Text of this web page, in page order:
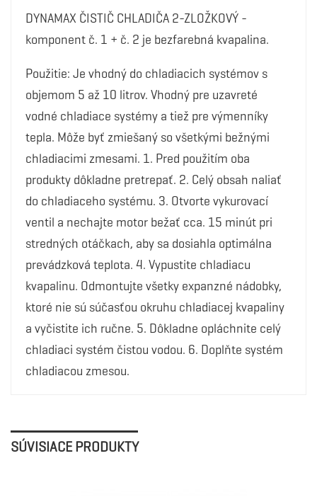
DYNAMAX ČISTIČ CHLADIČA 2-ZLOŽKOVÝ -
komponent č. 1 + č. 2 je bezfarebná kvapalina.
Použitie: Je vhodný do chladiacich systémov s
objemom 5 až 10 litrov. Vhodný pre uzavreté
vodné chladiace systémy a tiež pre výmenníky
tepla. Môže byť zmiešaný so všetkými bežnými
chladiacimi zmesami. 1. Pred použitím oba
produkty dôkladne pretrepať. 2. Celý obsah naliať
do chladiaceho systému. 3. Otvorte vykurovací
ventil a nechajte motor bežať cca. 15 minút pri
stredných otáčkach, aby sa dosiahla optimálna
prevádzková teplota. 4. Vypustite chladiacu
kvapalinu. Odmontujte všetky expanzné nádobky,
ktoré nie sú súčasťou okruhu chladiacej kvapaliny
a vyčistite ich ručne. 5. Dôkladne opláchnite celý
chladiaci systém čistou vodou. 6. Doplňte systém
chladiacou zmesou.
SÚVISIACE PRODUKTY